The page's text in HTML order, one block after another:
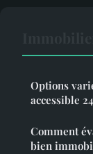
Options
accessible
Comment
bien